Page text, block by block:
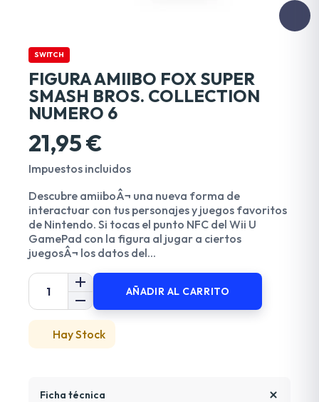
SWITCH
FIGURA AMIIBO FOX SUPER
SMASH BROS. COLLECTION
NUMERO 6
21,95 €
Impuestos incluidos
Descubre amiiboÂ¬ una nueva forma de
interactuar con tus personajes y juegos favoritos
de Nintendo. Si tocas el punto NFC del Wii U
GamePad con la figura al jugar a ciertos
juegosÂ¬ los datos del...
AÑADIR AL CARRITO
Hay Stock
Ficha técnica